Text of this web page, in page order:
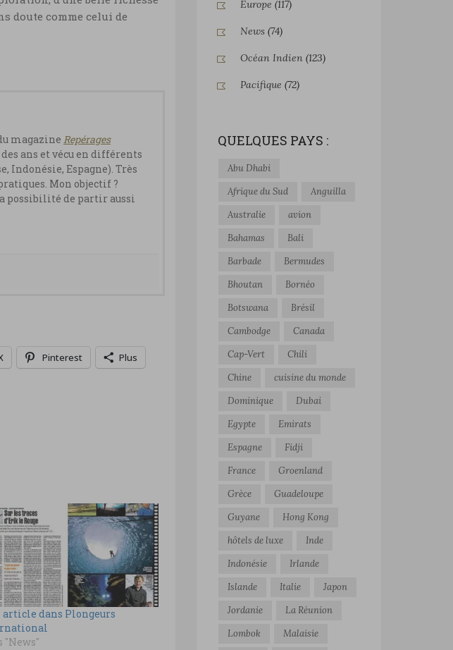
doute comme celui de
magazine Repérages
ans et vécu en différents
Indonésie, Espagne). Très
Mon objectif ?
possibilité de partir aussi
Pinterest Plus
article dans Plongeurs
"News"
Europe (117)
News(74)
Océan Indien(123)
Pacifique (72)
QUELQUES PAYS :
Abu Dhabi
Afrique du Sud
Anguilla
Australie
avion
Bahamas
Bali
Barbade
Bermudes
Bhoutan
Bornéo
Botswana
Brésil
Cambodge
Canada
Cap-Vert
Chili
Chine
cuisine du monde
Dominique
Dubai
Egypte
Emirats
Espagne
Fidji
France
Groenland
Grèce
Guadeloupe
Guyane
Hong Kong
hôtels de luxe
Inde
Indonésie
Irlande
Islande
Italie
Japon
Jordanie
La Réunion
Lombok
Malaisie